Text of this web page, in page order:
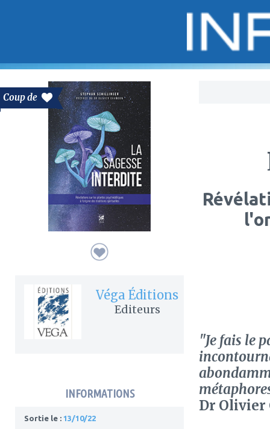
Coup de
Véga Éditions
Editeurs
INFORMATIONS
Sortie le : 13/10/22
"Je fais le
Dr Olivier